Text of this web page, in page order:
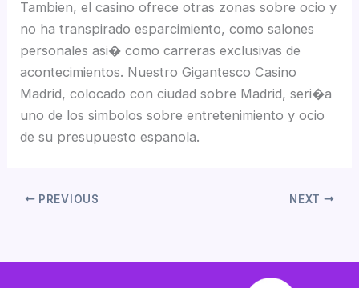
Tambien, el casino ofrece otras zonas sobre ocio y
no ha transpirado esparcimiento, como salones
personales asi� como carreras exclusivas de
acontecimientos. Nuestro Gigantesco Casino
Madrid, colocado con ciudad sobre Madrid, seri�a
uno de los simbolos sobre entretenimiento y ocio
de su presupuesto espanola.
PREVIOUS NEXT